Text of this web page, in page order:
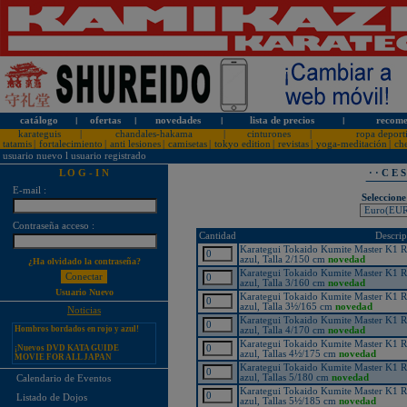
catálogo l ofertas l novedades l lista de precios l
karateguis
chandales-hakama cinturones
ropa
tatamis
fortalecimiento anti lesiones camisetas tokyo edition revistas yoga-meditación
usuario nuevo l usuario registrado
L O G - I N
E-mail :
Contraseña acceso :
¿Ha olvidado la contraseña?
Usuario Nuevo
Noticias
KARATEGUIS KAMIKAZE CON
SU LOGOTIPO!
Tarifas especiales para clubes, dojos
y asociaciones
¡Nuevos catálogos de Kamikaze!
¡Nuevo karategui Kamikaze
Premier-Kata-WKF REVERSIBLE,
MOVIE FOR ALL JAPAN
KARATEDO SHOTOKAN TOKUI
KATA VOL. 1 + 2!
WKF Kumite REVERSIBLE,
Hombros bordados en rojo y azul!
Calendario de Eventos
Listado de Dojos
· · C E
Cantidad
Karategui Tokaido Kumite Master K1
azul, Talla 2/150 cm novedad
Karategui Tokaido Kumite Master K1
azul, Talla 3/160 cm novedad
Karategui Tokaido Kumite Master K1
azul, Talla 3½/165 cm novedad
Karategui Tokaido Kumite Master K1
azul, Talla 4/170 cm novedad
Karategui Tokaido Kumite Master K1
azul, Tallas 4½/175 cm novedad
Karategui Tokaido Kumite Master K1
azul, Tallas 5/180 cm novedad
Karategui Tokaido Kumite Master K1
azul, Tallas 5½/185 cm novedad